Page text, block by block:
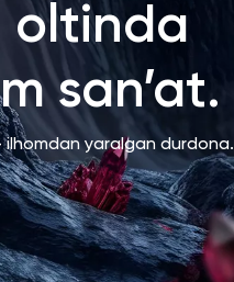
oltinda
san’at.
ilhomdan yaralgan durdona.